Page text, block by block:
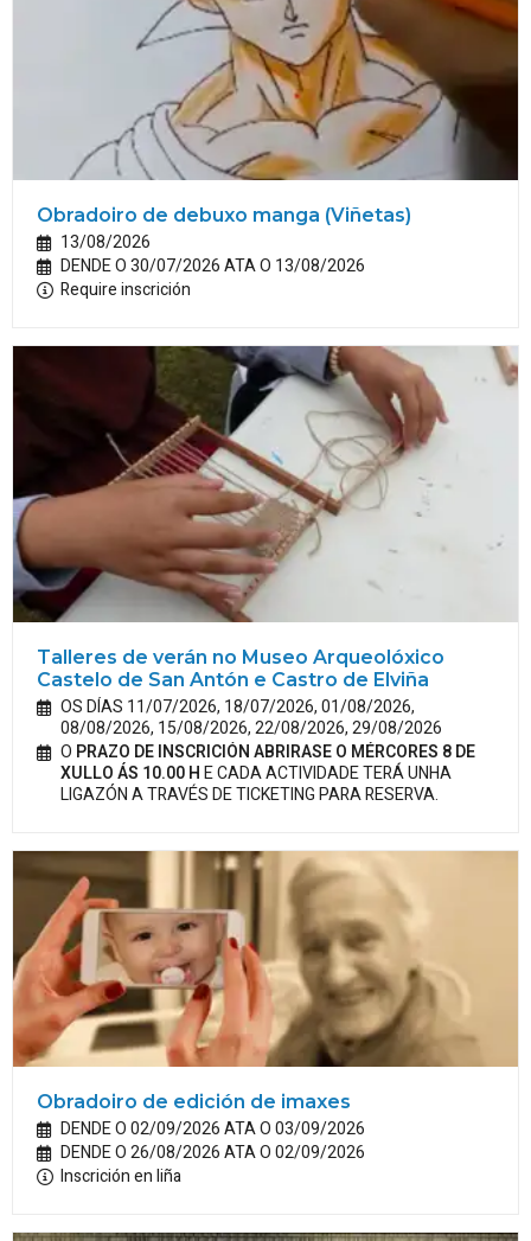
Obradoiro de debuxo manga (Viñetas)
13/08/2026
DENDE O 30/07/2026 ATA O 13/08/2026
Require inscrición
Talleres de verán no Museo Arqueolóxico
Castelo de San Antón e Castro de Elviña
OS DÍAS 11/07/2026, 18/07/2026, 01/08/2026,
08/08/2026, 15/08/2026, 22/08/2026, 29/08/2026
O PRAZO DE INSCRICIÓN ABRIRASE O MÉRCORES 8 DE
XULLO ÁS 10.00 HE CADA ACTIVIDADE TERÁ UNHA
LIGAZÓN A TRAVÉS DE TICKETING PARA RESERVA.
Obradoiro de edición de imaxes
DENDE O 02/09/2026 ATA O 03/09/2026
DENDE O 26/08/2026 ATA O 02/09/2026
Inscrición en liña